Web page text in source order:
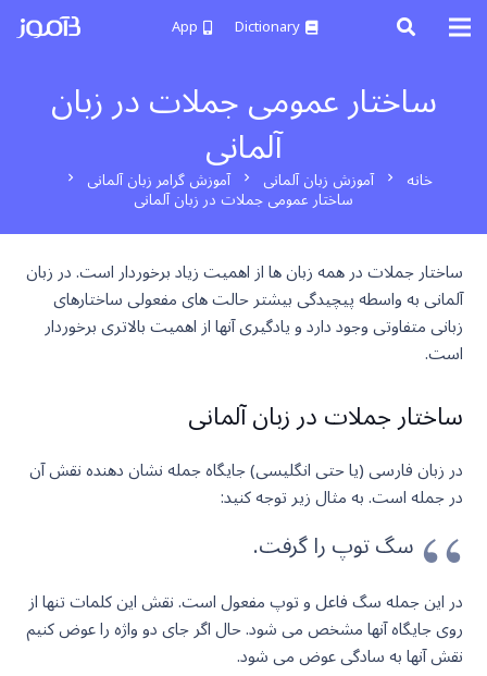
Dictionary
App
ساختار عمومی جملات در زبان
آلمانی خانه chevron_right آموزش زبان آلمانی chevron_right آموزش گرامر زبان آلمانی chevron_right
ساختار عمومی جملات در زبان آلمانی
ساختار جملات در همه زبان ها از اهمیت زیاد برخوردار است. در زبان
آلمانی به واسطه پیچیدگی بیشتر حالت های مفعولی ساختارهای
زبانی متفاوتی وجود دارد و یادگیری آنها از اهمیت بالاتری برخوردار
است.
ساختار جملات در زبان آلمانی
در زبان فارسی (یا حتی انگلیسی) جایگاه جمله نشان دهنده نقش آن
در جمله است. به مثال زیر توجه کنید:
سگ توپ را گرفت.
در این جمله سگ فاعل و توپ مفعول است. نقش این کلمات تنها از
روی جایگاه آنها مشخص می شود. حال اگر جای دو واژه را عوض کنیم
نقش آنها به سادگی عوض می شود.